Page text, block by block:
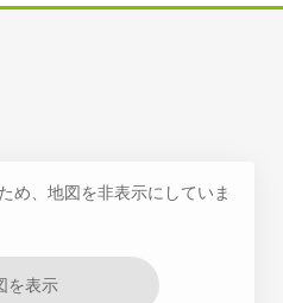
め、地図を非表示にしていま
を表示